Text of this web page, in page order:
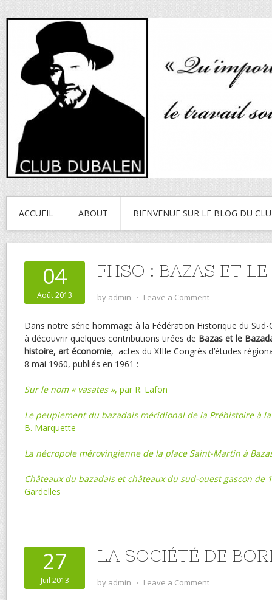
ACCUEIL ABOUT BIENVENUE SUR LE BLOG DU
04
Août 2013
FHSO : BAZAS ET
by admin ⋅ Leave a Comment
Dans notre série hommage à la Fédération Historique du
à découvrir quelques contributions tirées de Bazas et le
histoire, art économie, actes du XIIIe Congrès d’études
8 mai 1960, publiés en 1961 :
Sur le nom « vasates », par R. Lafon
Le peuplement du bazadais méridional de la Préhistoire à
B. Marquette
La nécropole mérovingienne de la place Saint-Martin à
Châteaux du bazadais et châteaux du sud-ouest gascon de
Gardelles
27
Juil 2013
LA SOCIÉTÉ DE
by admin ⋅ Leave a Comment